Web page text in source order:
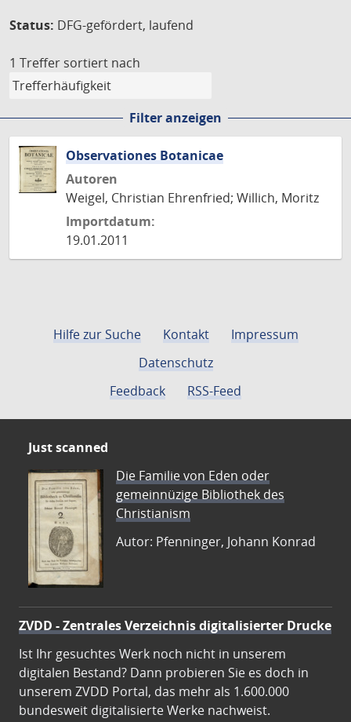
Status: DFG-gefördert, laufend
1 Treffer sortiert nach
Filter anzeigen
Observationes Botanicae
Autoren
Weigel, Christian Ehrenfried; Willich, Moritz
Importdatum:
19.01.2011
Hilfe zur Suche Kontakt
Impressum
Datenschutz
Feedback
RSS-Feed
Just scanned
Die Familie von Eden oder
gemeinnüzige Bibliothek des
Christianism
Autor: Pfenninger, Johann Konrad
ZVDD - Zentrales Verzeichnis digitalisierter Drucke
Ist Ihr gesuchtes Werk noch nicht in unserem
digitalen Bestand? Dann probieren Sie es doch in
unserem ZVDD Portal, das mehr als 1.600.000
bundesweit digitalisierte Werke nachweist.